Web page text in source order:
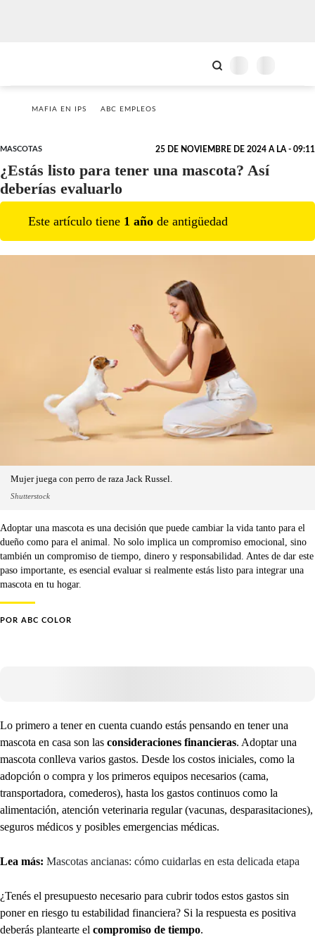
MAFIA EN IPS ABC EMPLEOS
MASCOTAS 25 DE NOVIEMBRE DE 2024 A LA - 09:11
¿Estás listo para tener una mascota? Así
deberías evaluarlo
Este artículo tiene 1 año de antigüedad
Mujer juega con perro de raza Jack Russel.
Shutterstock
Adoptar una mascota es una decisión que puede cambiar la vida tanto para el
dueño como para el animal. No solo implica un compromiso emocional, sino
también un compromiso de tiempo, dinero y responsabilidad. Antes de dar este
paso importante, es esencial evaluar si realmente estás listo para integrar una
mascota en tu hogar.
POR ABC COLOR
Lo primero a tener en cuenta cuando estás pensando en tener una
mascota en casa son las consideraciones financieras. Adoptar una
mascota conlleva varios gastos. Desde los costos iniciales, como la
adopción o compra y los primeros equipos necesarios (cama,
transportadora, comederos), hasta los gastos continuos como la
alimentación, atención veterinaria regular (vacunas, desparasitaciones),
seguros médicos y posibles emergencias médicas.
Lea más: Mascotas ancianas: cómo cuidarlas en esta delicada etapa
¿Tenés el presupuesto necesario para cubrir todos estos gastos sin
poner en riesgo tu estabilidad financiera? Si la respuesta es positiva
deberás plantearte el compromiso de tiempo.